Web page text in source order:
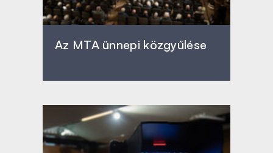
Az MTA ünnepi közgyűlése